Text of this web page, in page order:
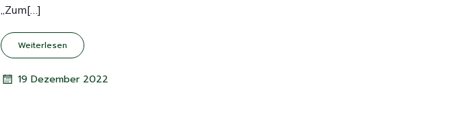
„Zum[…]
Weiterlesen
19 Dezember 2022